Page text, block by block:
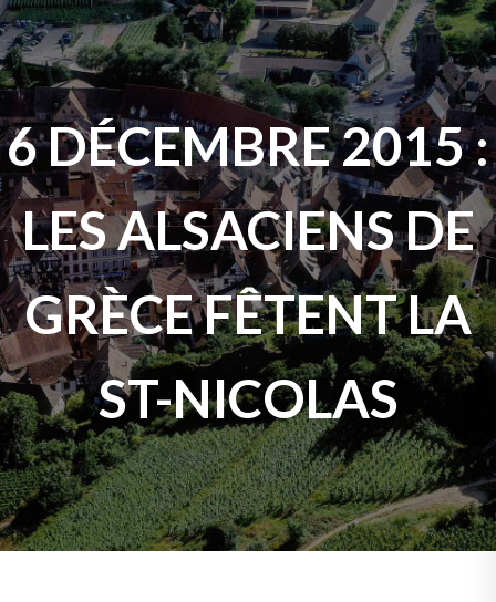
6 DÉCEMBRE 2015 :
LES ALSACIENS DE
GRÈCE FÊTENT LA
ST-NICOLAS